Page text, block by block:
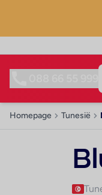
Homepage Tunesië